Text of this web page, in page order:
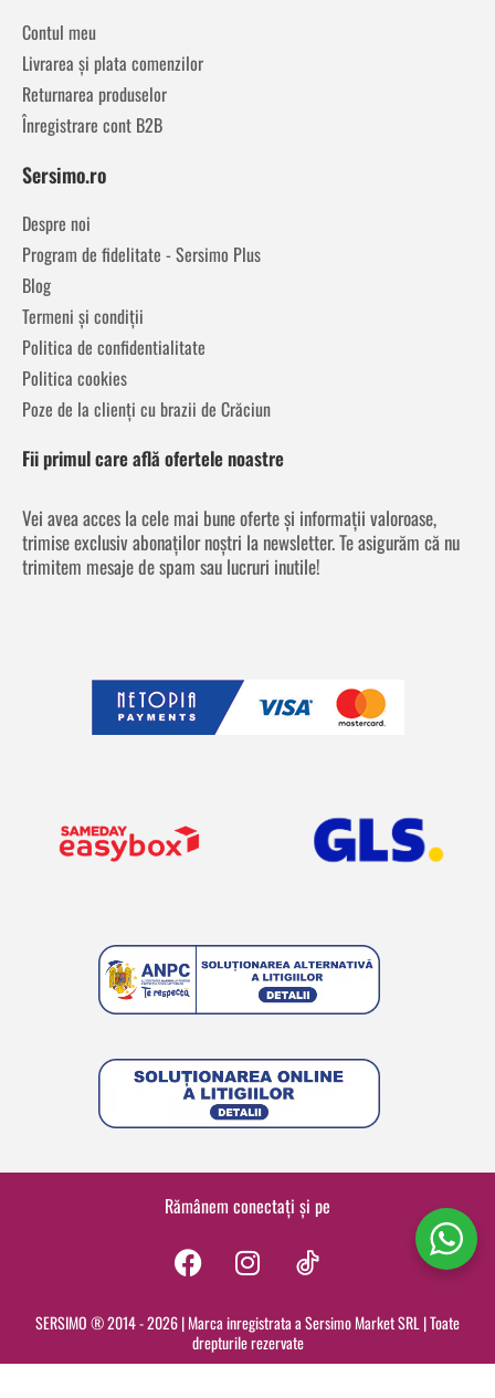
Contul meu
Livrarea și plata comenzilor
Returnarea produselor
Înregistrare cont B2B
Sersimo.ro
Despre noi
Program de fidelitate - Sersimo Plus
Blog
Termeni și condiții
Politica de confidentialitate
Politica cookies
Poze de la clienți cu brazii de Crăciun
Fii primul care află ofertele noastre
Vei avea acces la cele mai bune oferte și informații valoroase,
trimise exclusiv abonaților noștri la newsletter. Te asigurăm că nu
trimitem mesaje de spam sau lucruri inutile!
Rămânem conectați și pe
F
c
e
b
I
s
t
a
SERSIMO ® 2014 - 2026 | Marca inregistrata a Sersimo Market SRL | Toate
drepturile rezervate